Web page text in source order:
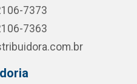
7373
7363